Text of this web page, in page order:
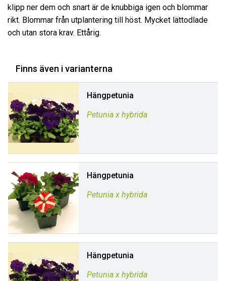
klipp ner dem och snart är de knubbiga igen och blommar
rikt. Blommar från utplantering till höst. Mycket lättodlade
och utan stora krav. Ettårig.
Finns även i varianterna
Hängpetunia
Petunia x hybrida
Hängpetunia
Petunia x hybrida
Hängpetunia
Petunia x hybrida